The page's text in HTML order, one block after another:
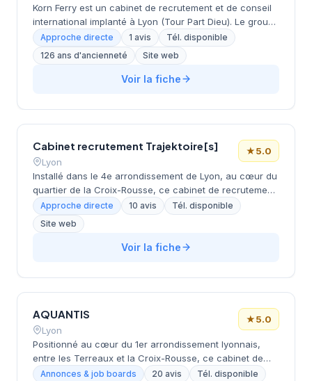
Korn Ferry est un cabinet de recrutement et de conseil
international implanté à Lyon (Tour Part Dieu). Le groupe
propose des solutions intégrées couvrant la
transformation organisationnelle, l'acquisition de
talents, l'évaluation et la succession, ainsi que le
développement du leadership et la rémunération. Korn
Approche directe 1 avis
Tél. disponible
126 ans d'ancienneté
Site web
Voir la fiche
Cabinet recrutement Trajektoire[s]
Lyon
★5.0
Installé dans le 4e arrondissement de Lyon, au cœur du
quartier de la Croix-Rousse, ce cabinet de recrutement
accompagne les entreprises dans leurs recherches de
talents. La structure propose des services de conseil en
recrutement et d'évaluation des compétences pour
différents secteurs d'activité. L'équipe intervient sur des
évaluations clients.
Approche directe 10 avis
Tél. disponible
Site web
Voir la fiche
AQUANTIS
Lyon
★5.0
Positionné au cœur du 1er arrondissement lyonnais,
entre les Terreaux et la Croix-Rousse, ce cabinet de
recrutement développe son activité dans un secteur
Annonces & job boards 20 avis
Tél. disponible